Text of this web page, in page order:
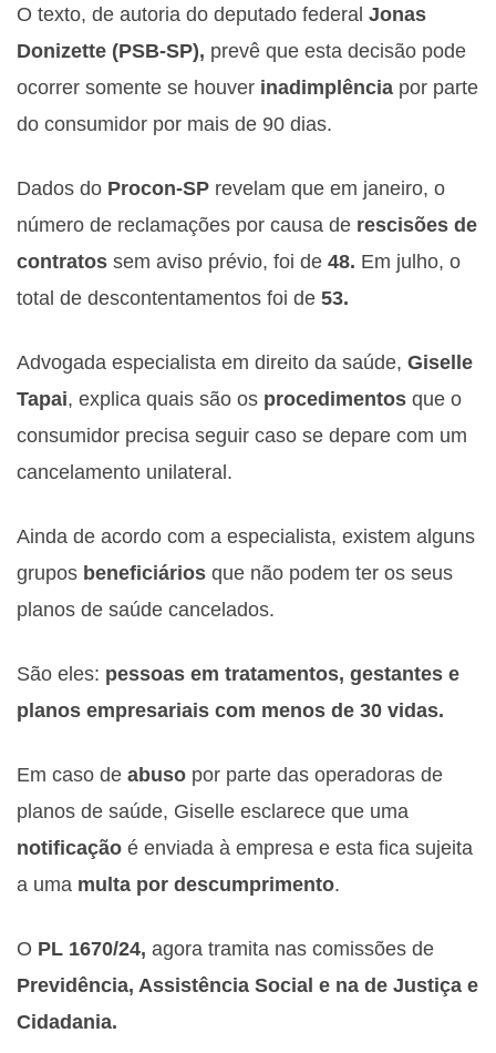
O texto, de autoria do deputado federal Jonas
Donizette (PSB-SP), prevê que esta decisão pode
ocorrer somente se houver inadimplência por parte
do consumidor por mais de 90 dias.
Dados do Procon-SP revelam que em janeiro, o
número de reclamações por causa de rescisões de
contratos sem aviso prévio, foi de 48. Em julho, o
total de descontentamentos foi de 53.
Advogada especialista em direito da saúde, Giselle
Tapai, explica quais são os procedimentos que o
consumidor precisa seguir caso se depare com um
cancelamento unilateral.
Ainda de acordo com a especialista, existem alguns
grupos beneficiários que não podem ter os seus
planos de saúde cancelados.
São eles: pessoas em tratamentos, gestantes e
planos empresariais com menos de 30 vidas.
Em caso de abuso por parte das operadoras de
planos de saúde, Giselle esclarece que uma
notificação é enviada à empresa e esta fica sujeita
a uma multa por descumprimento.
O PL 1670/24, agora tramita nas comissões de
Previdência, Assistência Social e na de Justiça e
Cidadania.